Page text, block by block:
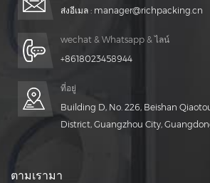
ส่งอีเมล : manager@richpacking.cn
wechat & Whatsapp & ไลน์
+8618023458944
ที่อยู่
Building D, No. 226, Beishan
District, Guangzhou City,
ตามเรามา